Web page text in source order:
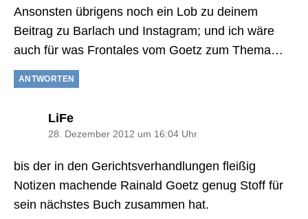
Ansonsten übrigens noch ein Lob zu deinem
Beitrag zu Barlach und Instagram; und ich wäre
auch für was Frontales vom Goetz zum Thema…
ANTWORTEN
LiFesagt:
28. Dezember 2012 um 16:04 Uhr
bis der in den Gerichtsverhandlungen fleißig
Notizen machende Rainald Goetz genug Stoff für
sein nächstes Buch zusammen hat.